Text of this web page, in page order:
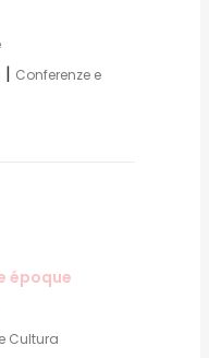
| Conferenze e
époque
Cultura